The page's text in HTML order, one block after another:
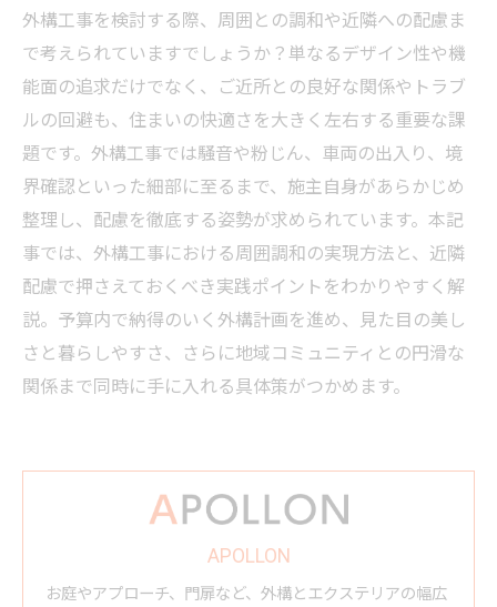
外構工事を検討する際、周囲との調和や近隣への配慮ま
で考えられていますでしょうか？単なるデザイン性や機
能面の追求だけでなく、ご近所との良好な関係やトラブ
ルの回避も、住まいの快適さを大きく左右する重要な課
題です。外構工事では騒音や粉じん、車両の出入り、境
界確認といった細部に至るまで、施主自身があらかじめ
整理し、配慮を徹底する姿勢が求められています。本記
事では、外構工事における周囲調和の実現方法と、近隣
配慮で押さえておくべき実践ポイントをわかりやすく解
説。予算内で納得のいく外構計画を進め、見た目の美し
さと暮らしやすさ、さらに地域コミュニティとの円滑な
関係まで同時に手に入れる具体策がつかめます。
APOLLON
お庭やアプローチ、門扉など、外構とエクステリアの幅広